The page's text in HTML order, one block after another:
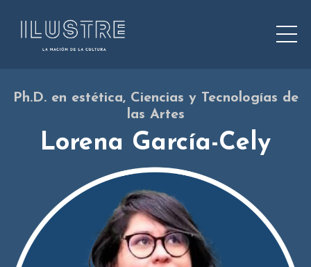
Ph.D. en estética, Ciencias y Tecnologías de
las Artes
Lorena García-Cely